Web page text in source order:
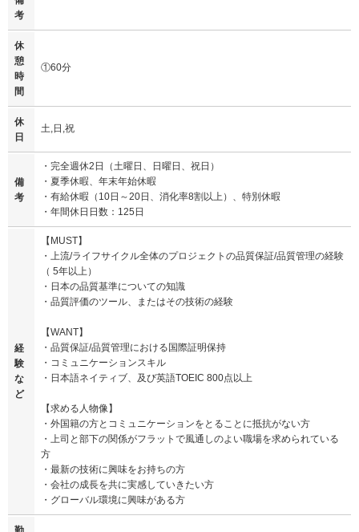
考
休
憩
時
間
①60分
休
日
土,日,祝
備
考
・完全週休2日（土曜日、日曜日、祝日）
・夏季休暇、年末年始休暇
・有給休暇（10日～20日、消化率8割以上）、特別休暇
・年間休日日数：125日
経
験
な
ど
【MUST】
・上流/ライフサイクル全体のプロジェクトの品質保証/品質管理の経験
（ 5年以上）
・日本の品質基準についての知識
・品質評価のツール、またはその技術の経験
【WANT】
・品質保証/品質管理における国際証明保持
・コミュニケーションスキル
・日本語ネイティブ、及び英語TOEIC 800点以上
【求める人物像】
・外国籍の方とコミュニケーションをとることに抵抗がない方
・上司と部下の関係がフラットで風通しのよい職場を求められている
方
・最新の技術に興味をお持ちの方
・会社の成長を共に実感していきたい方
・グローバル環境に興味がある方